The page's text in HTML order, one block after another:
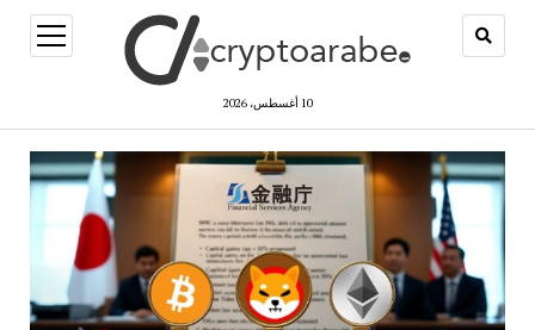
10 أغسطس، 2026
open
menu